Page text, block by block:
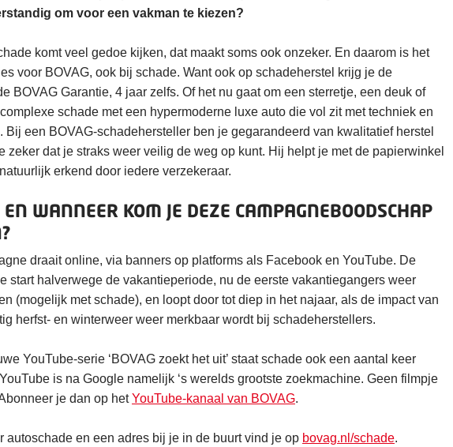
om voor een vakman te kiezen?
komt veel gedoe kijken, dat maakt soms ook onzeker. En daarom is het
voor BOVAG, ook bij schade. Want ook op schadeherstel krijg je de
BOVAG Garantie, 4 jaar zelfs. Of het nu gaat om een sterretje, een deuk of
schade met een hypermoderne luxe auto die vol zit met techniek en
Bij een BOVAG-schadehersteller ben je gegarandeerd van kwalitatief herstel
zeker dat je straks weer veilig de weg op kunt. Hij helpt je met de papierwinkel
erkend door iedere verzekeraar.
WANNEER KOM JE DEZE CAMPAGNEBOODSCHAP
draait online, via banners op platforms als Facebook en YouTube. De
start halverwege de vakantieperiode, nu de eerste vakantiegangers weer
(mogelijk met schade), en loopt door tot diep in het najaar, als de impact van
herfst- en winterweer weer merkbaar wordt bij schadeherstellers.
YouTube-serie ‘BOVAG zoekt het uit’ staat schade ook een aantal keer
is na Google namelijk ‘s werelds grootste zoekmachine. Geen filmpje
je dan op hetYouTube-kanaal van BOVAG.
autoschade en een adres bij je in de buurt vind je op bovag.nl/schade.